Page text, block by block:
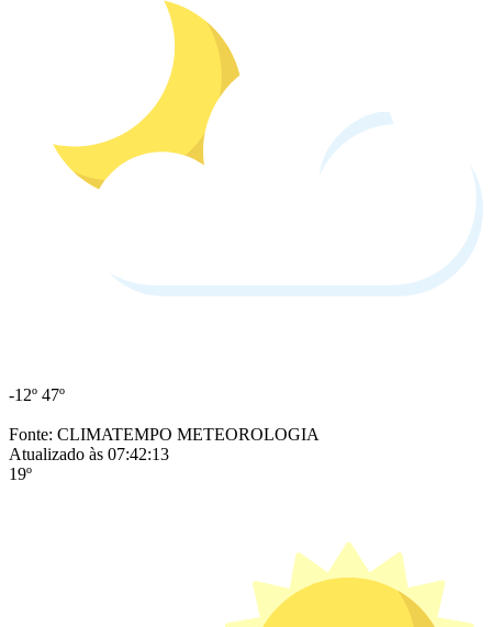
-12º 47º
Fonte: CLIMATEMPO METEOROLOGIA
Atualizado às 07:42:13
19º